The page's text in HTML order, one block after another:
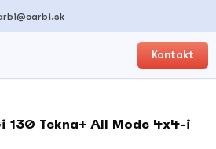
Kontakt
130 Tekna+ All Mode 4x4-i